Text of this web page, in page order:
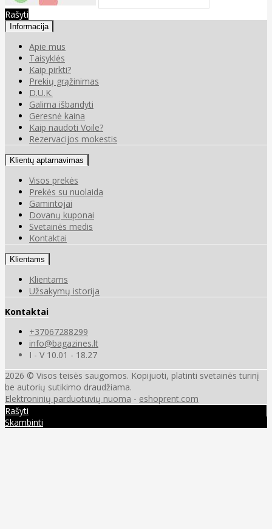
Rašyti
Informacija
Apie mus
Taisyklės
Kaip pirkti?
Prekių grąžinimas
D.U.K.
Galima išbandyti
Geresnė kaina
Kaip naudoti Voile?
Rezervacijos mokestis
Klientų aptarnavimas
Visos prekės
Prekės su nuolaida
Gamintojai
Dovanų kuponai
Svetainės medis
Kontaktai
Klientams
Klientams
Užsakymų istorija
Kontaktai
+37067288299
info@bagazines.lt
I - V 10.01 - 18.27
2026 © Visos teisės saugomos. Kopijuoti, platinti svetainės turinį
be autorių sutikimo draudžiama.
Elektroninių parduotuvių nuoma - eshoprent.com
Rašyti
Skambinti